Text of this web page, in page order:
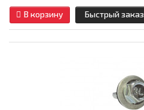
В корзину Быстрый заказ